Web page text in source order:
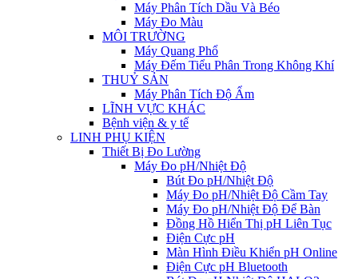
Máy Phân Tích Dầu Và Béo
Máy Đo Màu
MÔI TRƯỜNG
Máy Quang Phổ
Máy Đếm Tiểu Phân Trong Không Khí
THUỶ SẢN
Máy Phân Tích Độ Ẩm
LĨNH VỰC KHÁC
Bệnh viện & y tế
LINH PHỤ KIỆN
Thiết Bị Đo Lường
Máy Đo pH/Nhiệt Độ
Bút Đo pH/Nhiệt Độ
Máy Đo pH/Nhiệt Độ Cầm Tay
Máy Đo pH/Nhiệt Độ Để Bàn
Đồng Hồ Hiển Thị pH Liên Tục
Điện Cực pH
Màn Hình Điều Khiển pH Online
Điện Cực pH Bluetooth